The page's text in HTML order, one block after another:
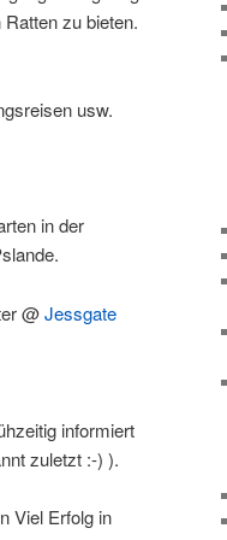
zu bieten.
usw.
in der
@Jessgate
informiert
zuletzt :-) ).
Viel Erfolg in